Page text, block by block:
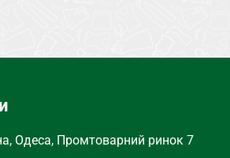
ТИП Джинси
Одеса, Промтоварний ринок 7